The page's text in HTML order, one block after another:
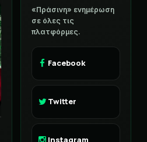
«Πράσινη» ενημέρωση
σε όλες τις
πλατφόρμες.
Facebook
Twitter